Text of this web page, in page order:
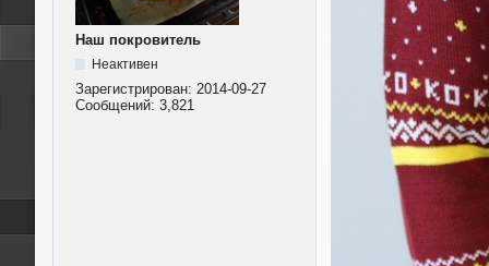
Наш покровитель
Неактивен
Зарегистрирован: 2014-09-27
Сообщений: 3,821